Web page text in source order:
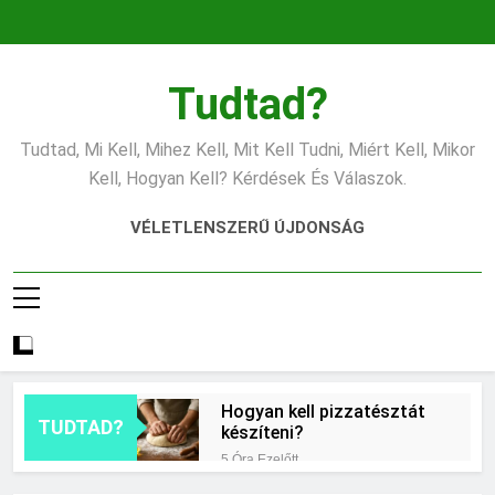
Tudtad?
Tudtad, Mi Kell, Mihez Kell, Mit Kell Tudni, Miért Kell, Mikor
Kell, Hogyan Kell? Kérdések És Válaszok.
VÉLETLENSZERŰ ÚJDONSÁG
TUDTAD?
Hogyan kell pizzatésztát
készíteni?
5 Óra Ezelőtt